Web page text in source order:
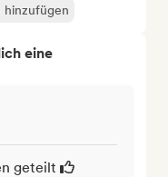
hinzufügen
eine
geteilt